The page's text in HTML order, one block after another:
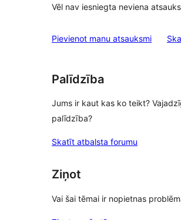
Vēl nav iesniegta neviena
Pievienot manu atsauksmi
Palīdzība
Jums ir kaut kas ko teikt?
palīdzība?
Skatīt atbalsta forumu
Ziņot
Vai šai tēmai ir nopietnas